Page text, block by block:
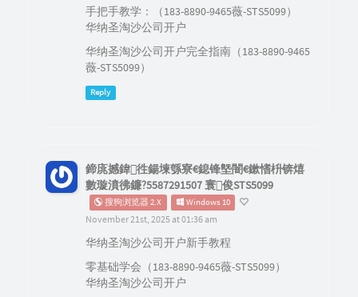
手把手教学：（183-8890-9465薇-STS5099）
华纳圣淘沙公司开户
华纳圣淘沙公司开户完全指南（183-8890-9465
薇-STS5099）
Reply
鍗庣撼鍏徃鍚堜綔寮€鎴锋墍闇€鏉愭枡锛熺
數璇濆彿鐮?5587291507 寰俊STS5099
搜狗浏览器 2.X Windows 10
November 21st, 2025 at 01:36 am
华纳圣淘沙公司开户新手教程
零基础学会（183-8890-9465薇-STS5099）
华纳圣淘沙公司开户